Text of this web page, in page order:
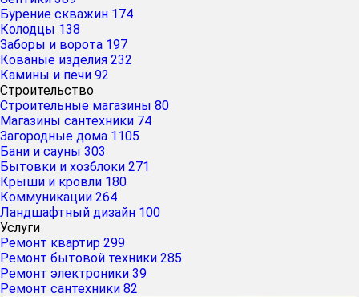
Бурение скважин 174
Колодцы 138
Заборы и ворота 197
Кованые изделия 232
Камины и печи 92
Строительство
Строительные магазины 80
Магазины сантехники 74
Загородные дома 1105
Бани и сауны 303
Бытовки и хозблоки 271
Крыши и кровли 180
Коммуникации 264
Ландшафтный дизайн 100
Услуги
Ремонт квартир 299
Ремонт бытовой техники 285
Ремонт электроники 39
Ремонт сантехники 82